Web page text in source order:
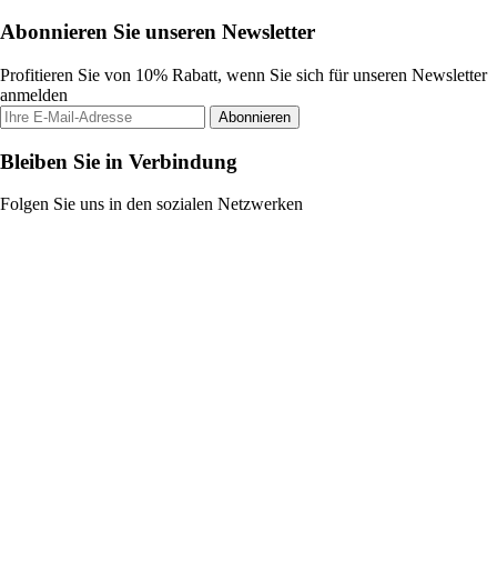
Abonnieren Sie unseren Newsletter
Profitieren Sie von 10% Rabatt, wenn Sie sich für unseren Newsletter
anmelden
Abonnieren
Bleiben Sie in Verbindung
Folgen Sie uns in den sozialen Netzwerken